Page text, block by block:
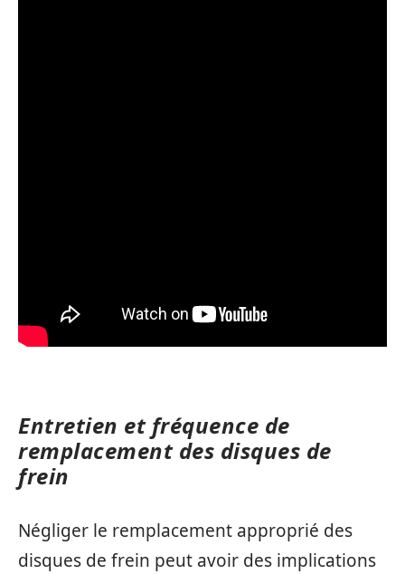
Entretien et fréquence de
remplacement des disques de
frein
Négliger le remplacement approprié des
disques de frein peut avoir des implications